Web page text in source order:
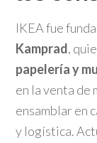
IKEA fue
Kamprad,
papelería y
en la venta de
ensamblar en
y logística.